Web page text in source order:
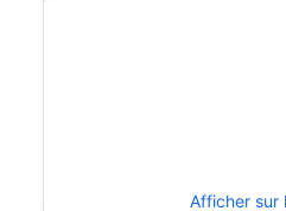
Afficher sur